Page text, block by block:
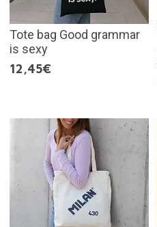
Tote bag Good grammar
is sexy
12,45€